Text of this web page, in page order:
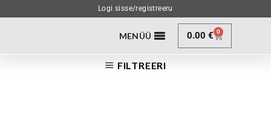
Logi sisse/registreeru
MENÜÜ 0.00€ 0
FILTREERI